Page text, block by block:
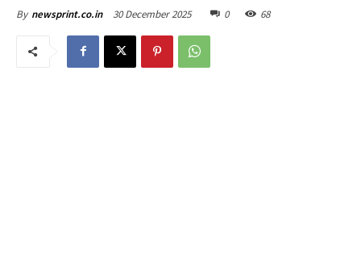
By newsprint.co.in 30 December 2025 0 68